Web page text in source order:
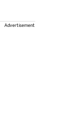
Advertisement